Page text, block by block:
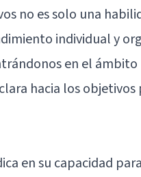
no es solo una
individual y
en el
hacia los
en su capacidad